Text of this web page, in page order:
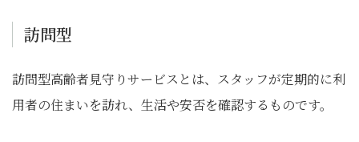
訪問型
訪問型高齢者見守りサービスとは、スタッフが定期的に利
用者の住まいを訪れ、生活や安否を確認するものです。